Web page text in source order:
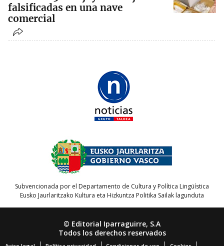
falsificadas en una nave
comercial
Subvencionada por el Departamento de Cultura y Política Lingüística
Eusko Jaurlaritzako Kultura eta Hizkuntza Politika Sailak lagunduta
© Editorial Iparraguirre, S.A
Todos los derechos reservados